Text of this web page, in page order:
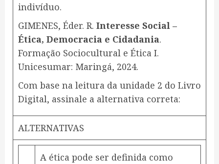
indivíduo.
GIMENES, Éder. R. Interesse Social –
Ética, Democracia e Cidadania.
Formação Sociocultural e Ética I.
Unicesumar: Maringá, 2024.
Com base na leitura da unidade 2 do Livro
Digital, assinale a alternativa correta:
ALTERNATIVAS
A ética pode ser definida como